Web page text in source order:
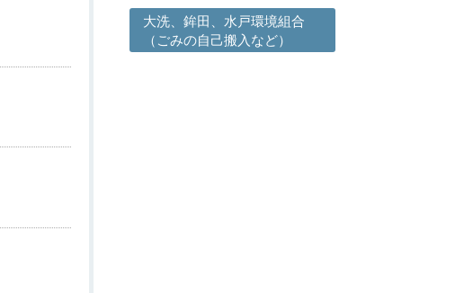
大洗、鉾田、水戸環境組合
（ごみの自己搬入など）